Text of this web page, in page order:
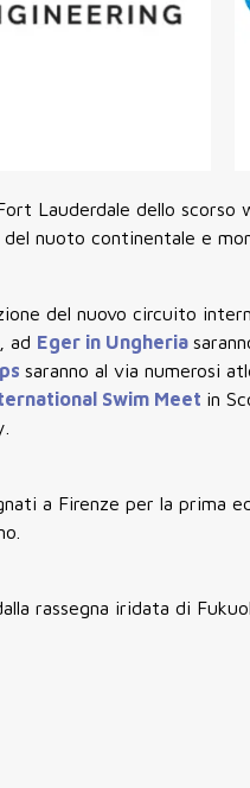
Lauderdale dello scorso
nuoto continentale e
del nuovo circuito
ad Eger in Ungheria
saranno al via numerosi
Swim Meet in
a Firenze per la prima
rassegna iridata di